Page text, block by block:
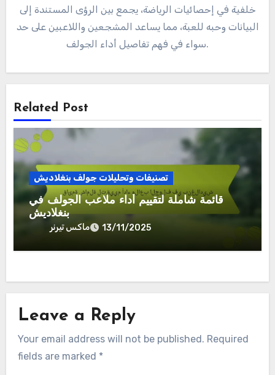
خلفية في إحصائيات الرياضة، يجمع بين الرؤى المستندة إلى
البيانات وحبه للعبة، مما يساعد المشجعين واللاعبين على حد
سواء في فهم تفاصيل أداء الجولف.
Related Post
تصنيفات وتحليلات جولف بنغلاديش
قائمة شاملة لتقييم أداء ملاعب الجولف في
بنغلاديش
ماكس تيرنر 13/11/2025
Leave a Reply
Your email address will not be published. Required
fields are marked *